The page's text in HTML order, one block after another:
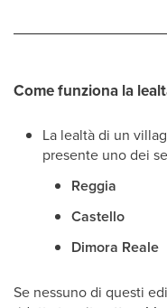
Come funziona la
La lealtà di un
presente uno dei
Reggia
Castello
Dimora Reale
Se nessuno di questi